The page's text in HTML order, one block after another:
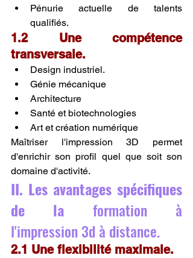
Pénurie actuelle de talents
qualifiés.
1.2 Une compétence
transversale.
Design industriel.
Génie mécanique
Architecture
Santé et biotechnologies
Art et création numérique
Maîtriser l'impression 3D permet
d'enrichir son profil quel que soit son
domaine d'activité.
II. Les avantages spécifiques
de la formation à
l'impression 3d à distance.
2.1 Une flexibilité maximale.